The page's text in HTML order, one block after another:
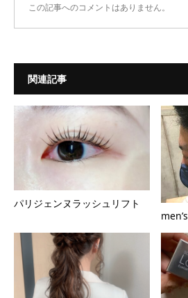
この記事へのコメントはありません。
関連記事
パリジェンヌラッシュリフト